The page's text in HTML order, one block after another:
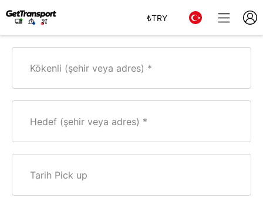
₺TRY
Kökenli (şehir veya adres)
Hedef (şehir veya adres)
Tarih Pick up